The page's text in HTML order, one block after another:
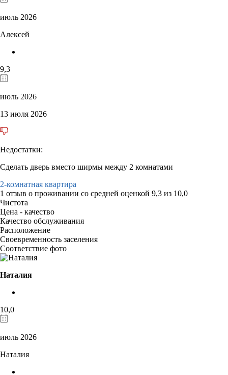
июль 2026
Алексей
9,3
июль 2026
13 июля 2026
Недостатки:
Сделать дверь вместо ширмы между 2 комнатами
2-комнатная квартира
1 отзыв о проживании со средней оценкой 9,3 из 10,0
Чистота
Цена - качество
Качество обслуживания
Расположение
Своевременность заселения
Соответствие фото
Наталия
10,0
июль 2026
Наталия